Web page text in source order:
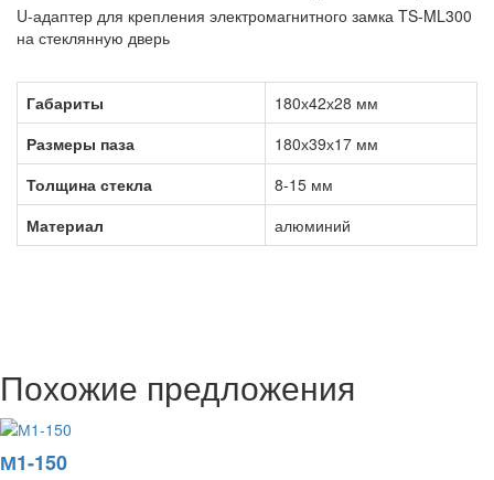
U-адаптер для крепления электромагнитного замка TS-ML300
на стеклянную дверь
Габариты
180х42х28 мм
Размеры паза
180х39х17 мм
Толщина стекла
8-15 мм
Материал
алюминий
Похожие предложения
М1-150